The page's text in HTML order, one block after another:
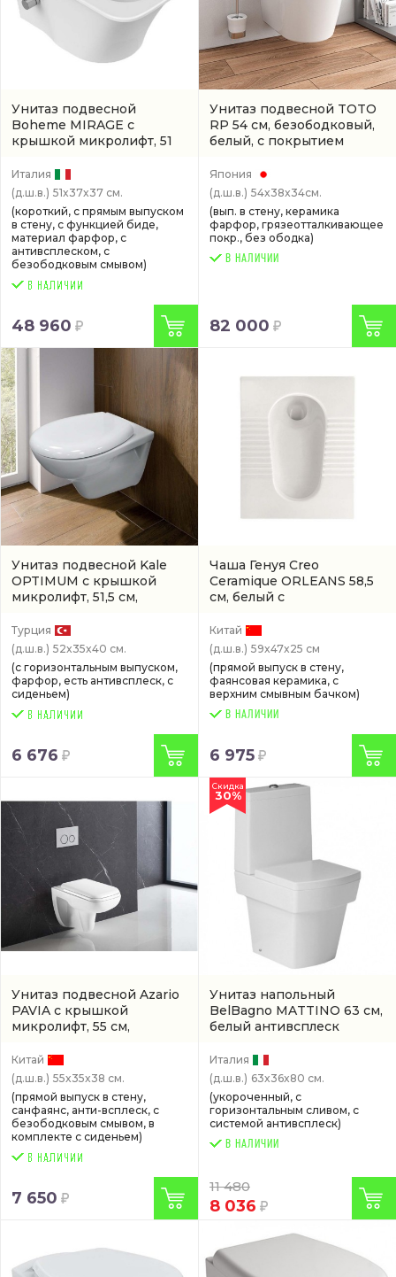
Унитаз подвесной
Boheme MIRAGE с
крышкой микролифт, 51
антивсплеск
Италия
(д.ш.в.) 51x37x37 см.
(короткий, с прямым выпуском
в стену, с функцией биде,
материал фарфор, с
антивсплеском, с
безободковым смывом)
48 960
Унитаз подвесной TOTO
RP 54 см, безободковый,
белый, с покрытием
Япония
(д.ш.в.) 54x38x34см.
(вып. в стену, керамика
фарфор, грязеотталкивающее
покр., без ободка)
В НАЛИЧИИ
82 000
Унитаз подвесной Kale
OPTIMUM с крышкой
микролифт, 51,5 см,
антивсплеск
Турция
(д.ш.в.) 52x35x40 см.
(с горизонтальным выпуском,
фарфор, есть антивсплеск, с
сиденьем)
6 676
Чаша Генуя Creo
Ceramique ORLEANS 58,5
см, белый с
SQ9000)
Китай
(д.ш.в.) 59x47x25 см
(прямой выпуск в стену,
фаянсовая керамика, с
верхним смывным бачком)
В НАЛИЧИИ
6 975
Унитаз подвесной Azario
PAVIA с крышкой
микролифт, 55 см,
(арт. AZ-2005)
Китай
(д.ш.в.) 55x35x38 см.
(прямой выпуск в стену,
санфаянс, анти-всплеск, с
безободковым смывом, в
комплекте с сиденьем)
7 650
Унитаз напольный
BelBagno MATTINO 63 см,
белый антивсплеск
Скидка
30%
Италия
(д.ш.в.) 63x36x80 см.
(укороченный, с
горизонтальным сливом, с
системой антивсплеск)
В НАЛИЧИИ
11 480
8 036